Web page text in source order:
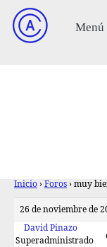
Inicio › Foros › muy
26 de noviembre de
David Pinazo
Superadministrado